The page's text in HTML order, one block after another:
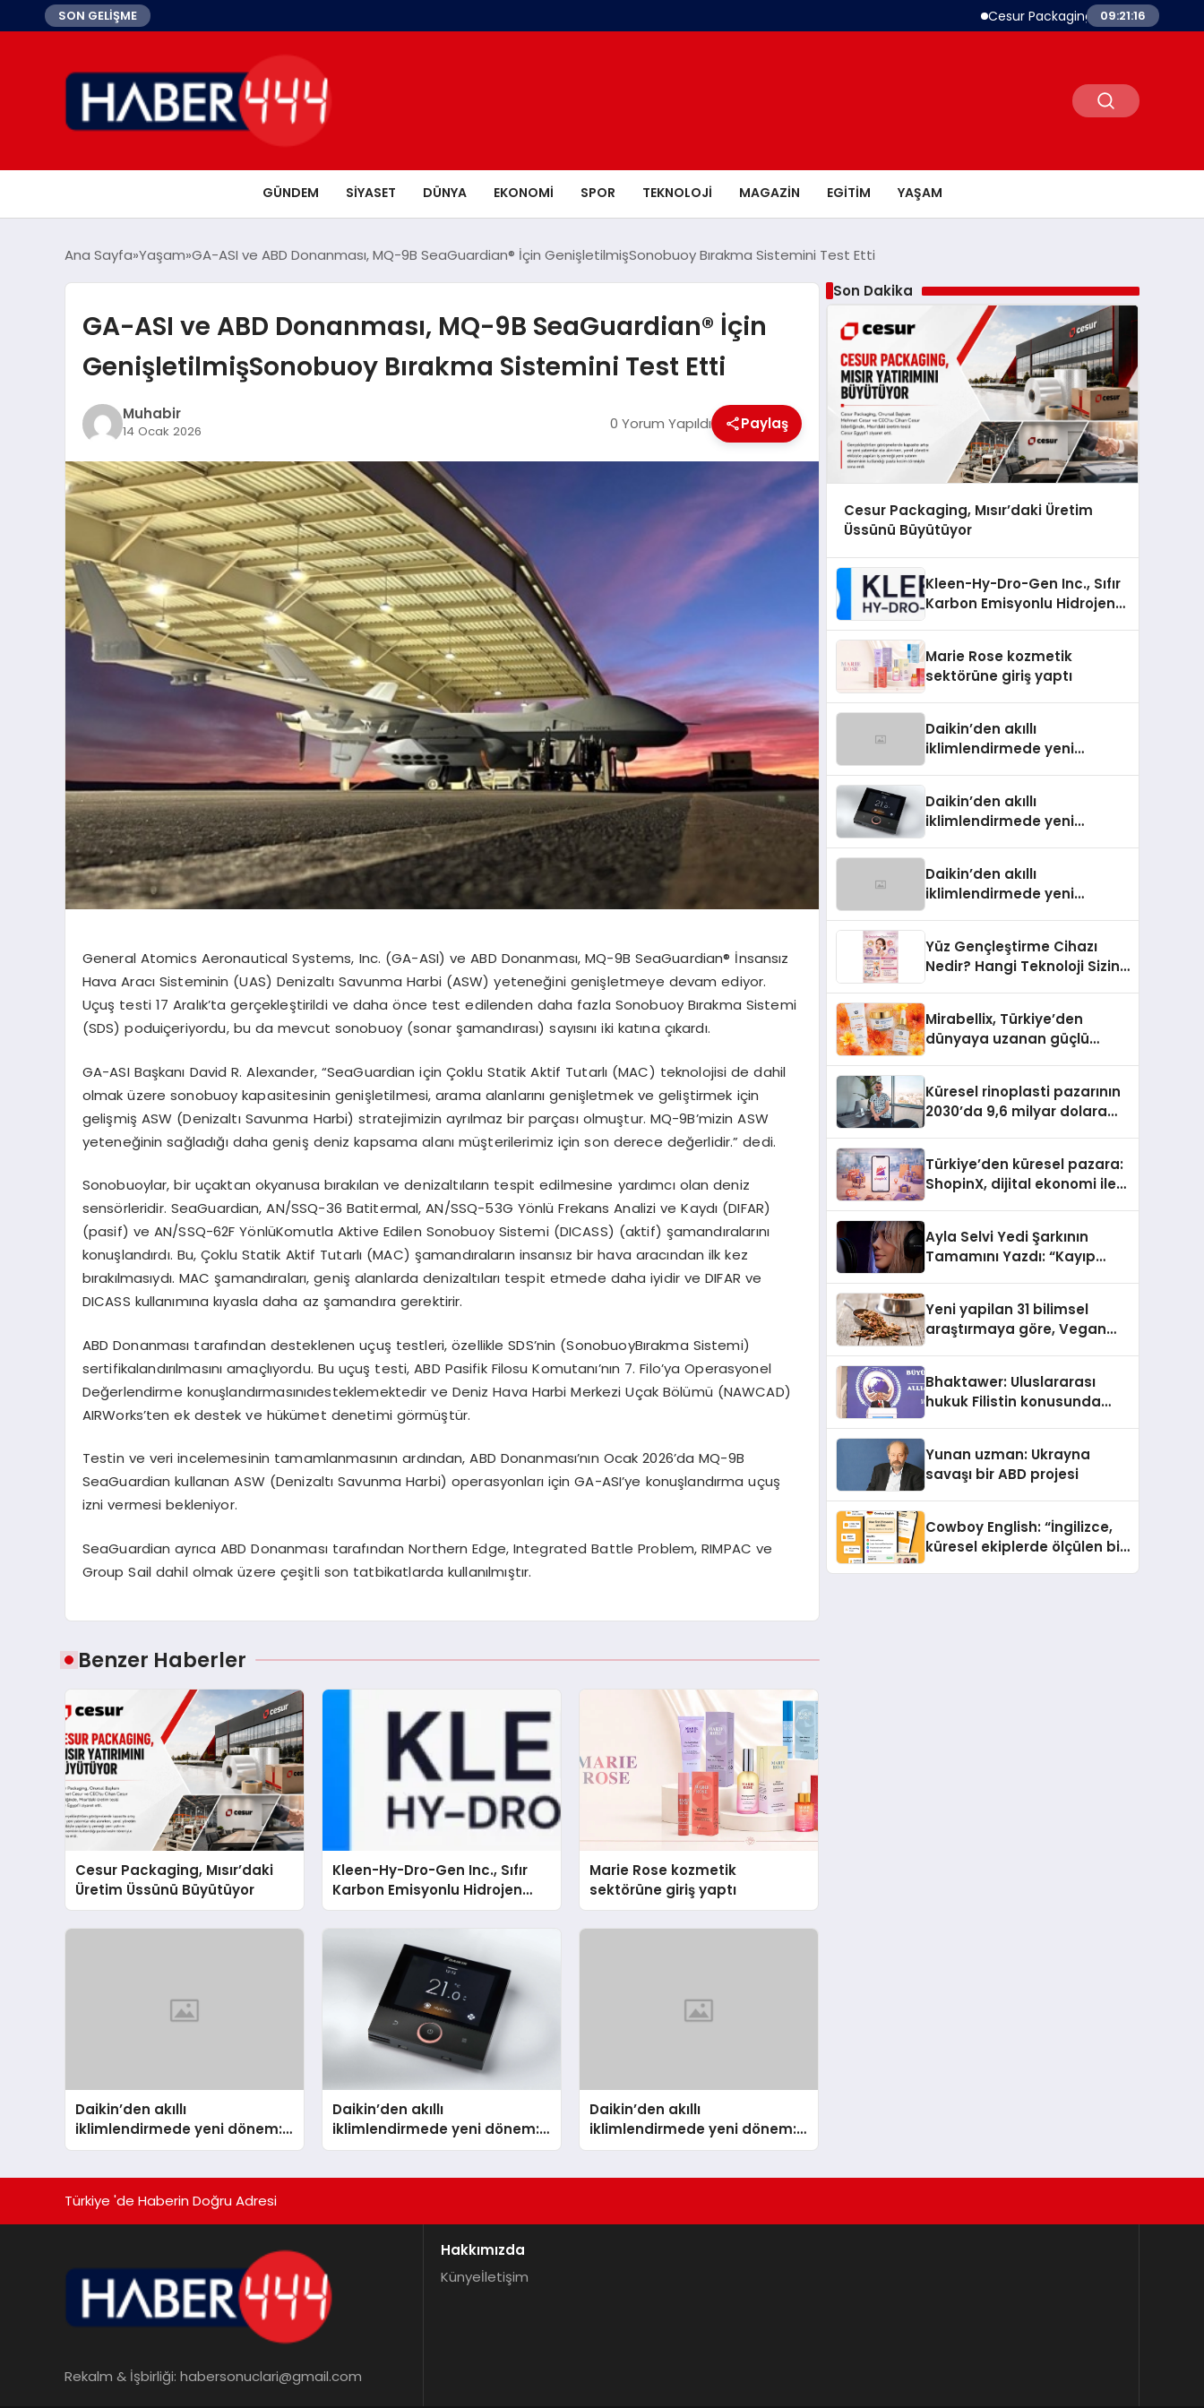
SON GELİŞME Cesur Packaging, Mısır’daki Üretim
09:21:17
GÜNDEM SIYASET DÜNYA EKONOMI SPOR TEKNOLOJI MAGAZIN EGITIM YAŞAM
Ana Sayfa Yaşam GA-ASI ve ABD Donanması, MQ-9B SeaGuardian® İçin GenişletilmişSonobuoy Bırakma Sistemini Test Etti
GA-ASI ve ABD Donanması, MQ-9B SeaGuardian® İçin
GenişletilmişSonobuoy Bırakma Sistemini Test Etti
Muhabir
14 Ocak 2026 0 Yorum Yapıldı Paylaş
General Atomics Aeronautical Systems, Inc. (GA-ASI) ve ABD Donanması, MQ-9B SeaGuardian® İnsansız
Hava Aracı Sisteminin (UAS) Denizaltı Savunma Harbi (ASW) yeteneğini genişletmeye devam ediyor.
Uçuş testi 17 Aralık’ta gerçekleştirildi ve dahaönce test edilenden daha fazla SonobuoyBırakma Sistemi
(SDS)poduiçeriyordu, bu da mevcut sonobuoy(sonar şamandırası) sayısını iki katına çıkardı.
GA-ASI Başkanı David R. Alexander, “SeaGuardian için Çoklu Statik Aktif Tutarlı (MAC) teknolojisi de dahil
olmak üzeresonobuoy kapasitesinin genişletilmesi, arama alanlarını genişletmek ve geliştirmek için
gelişmiş ASW (Denizaltı Savunma Harbi) stratejimizin ayrılmaz bir parçası olmuştur. MQ-9B’mizin ASW
yeteneğinin sağladığı daha geniş deniz kapsama alanı müşterilerimiz için son derece değerlidir.” dedi.
Sonobuoylar, bir uçaktan okyanusa bırakılan ve denizaltıların tespit edilmesine yardımcı olan deniz
sensörleridir. SeaGuardian, AN/SSQ-36 Batitermal, AN/SSQ-53G Yönlü Frekans Analizi ve Kaydı (DIFAR)
(pasif) ve AN/SSQ-62F YönlüKomutla Aktive Edilen SonobuoySistemi (DICASS) (aktif) şamandıralarını
konuşlandırdı. Bu, Çoklu Statik Aktif Tutarlı (MAC) şamandıraların insansız bir hava aracından ilk kez
bırakılmasıydı. MAC şamandıraları, geniş alanlarda denizaltıları tespit etmede daha iyidir ve DIFAR ve
DICASS kullanımına kıyasla daha az şamandıra gerektirir.
ABD Donanması tarafından desteklenen uçuş testleri,özellikle SDS’nin (SonobuoyBırakma Sistemi)
sertifikalandırılmasını amaçlıyordu. Bu uçuş testi, ABD Pasifik Filosu Komutanı’nın 7. Filo’ya Operasyonel
Değerlendirme konuşlandırmasınıdesteklemektedir ve Deniz Hava Harbi Merkezi Uçak Bölümü (NAWCAD)
AIRWorks’ten ek destek ve hükümet denetimi görmüştür.
Testin ve veri incelemesinin tamamlanmasının ardından, ABD Donanması’nın Ocak 2026’da MQ-9B
SeaGuardian kullanan ASW (Denizaltı Savunma Harbi) operasyonları için GA-ASI’ye konuşlandırma uçuş
izni vermesi bekleniyor.
SeaGuardian ayrıca ABD Donanması tarafındanNorthern Edge, Integrated Battle Problem, RIMPAC ve
Group Sail dahil olmak üzere çeşitli son tatbikatlarda kullanılmıştır.
Benzer Haberler
Cesur Packaging, Mısır’daki
Üretim Üssünü Büyütüyor
Kleen-Hy-Dro-Gen Inc., Sıfır
Karbon Emisyonlu Hidrojen
Isıtma Teknolojisinde ISO ve
Marie Rose kozmetik
sektörüne giriş yaptı
Daikin’den akıllı
iklimlendirmede yeni dönem:
Madoka Plus Türkiye’de
Daikin’den akıllı
iklimlendirmede yeni dönem:
Madoka Plus Türkiye’de
Daikin’den akıllı
iklimlendirmede yeni dönem:
Madoka Plus Türkiye’de
Son Dakika
Cesur Packaging, Mısır’daki Üretim
Üssünü Büyütüyor
Kleen-Hy-Dro-Gen Inc., Sıfır
Karbon Emisyonlu Hidrojen
Aldı
Marie Rose kozmetik
sektörüne giriş yaptı
Daikin’den akıllı
iklimlendirmede yeni
Daikin’den akıllı
iklimlendirmede yeni
Daikin’den akıllı
iklimlendirmede yeni
Yüz Gençleştirme Cihazı
Nedir? Hangi Teknoloji Sizin
Mirabellix, Türkiye’den
dünyaya uzanan güçlü
Küresel rinoplasti pazarının
2030’da 9,6 milyar dolara
Türkiye’den küresel pazara:
ShopinX, dijital ekonomi ile
Ayla Selvi Yedi Şarkının
Tamamını Yazdı: “Kayıp
Yeni yapilan 31 bilimsel
araştırmaya göre, Vegan
Sindirildiğini Ortaya Koydu
Bhaktawer: Uluslararası
hukuk Filistin konusunda
Yunan uzman: Ukrayna
savaşı bir ABD projesi
Cowboy English: “İngilizce,
küresel ekiplerde ölçülen bir
Türkiye 'de Haberin Doğru Adresi
Rekalm & İşbirliği: habersonuclari@gmail.com
Hakkımızda
Künyeİletişim